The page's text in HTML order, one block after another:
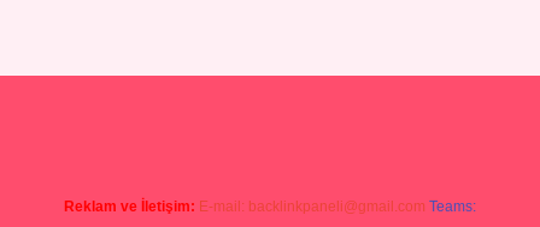
Reklam ve İletişim: E-mail: backlinkpaneli@gmail.com Teams: